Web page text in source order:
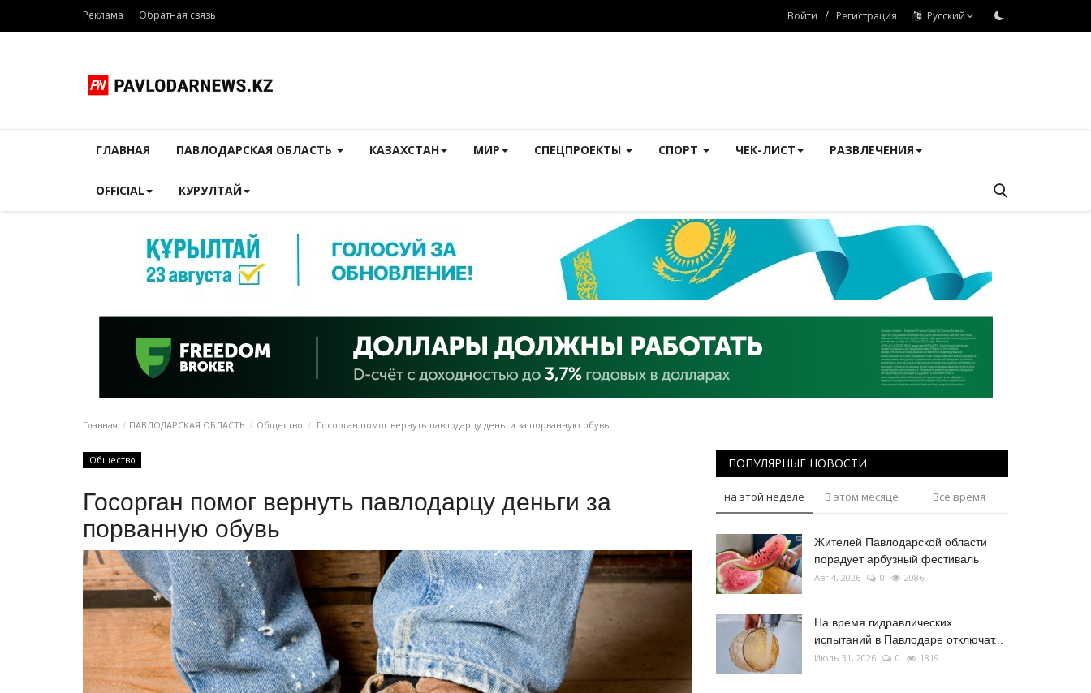
Реклама Обратная связь Войти / Регистрация Русский
ГЛАВНАЯ ПАВЛОДАРСКАЯ ОБЛАСТЬ КАЗАХСТАН МИР СПЕЦПРОЕКТЫ СПОРТ ЧЕК-ЛИСТ РАЗВЛЕЧЕНИЯ
OFFICIAL КУРУЛТАЙ
Главная ПАВЛОДАРСКАЯ ОБЛАСТЬ Общество Госорган помог вернуть павлодарцу деньги за порванную обувь
Общество
Госорган помог вернуть павлодарцу деньги за
порванную обувь
ПОПУЛЯРНЫЕ НОВОСТИ
на этой неделе В этом месяце Все время
Жителей Павлодарской области
порадует арбузный фестиваль
Авг 4, 2026 0 2086
На время гидравлических
испытаний в Павлодаре отключат...
Июль 31, 2026 0 1819